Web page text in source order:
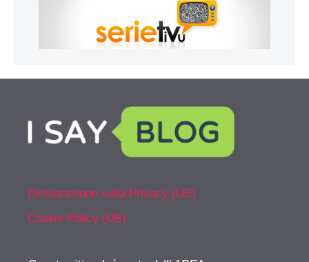
Dichiarazione sulla Privacy (UE)
Cookie Policy (UE)